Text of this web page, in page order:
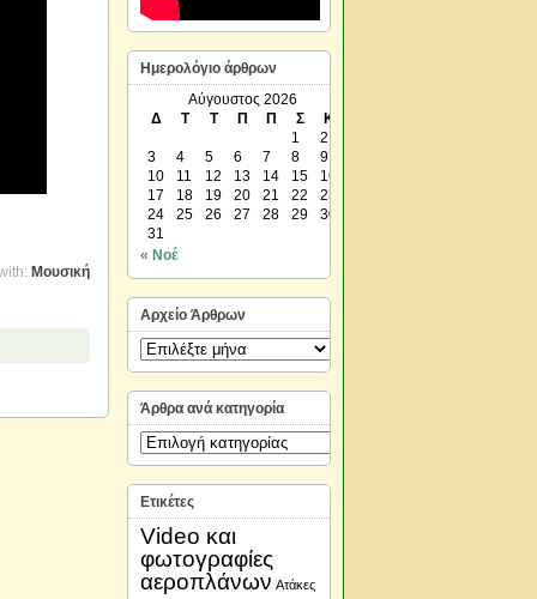
Μουσική
Ημερολόγιο άρθρων
Αύγουστος 2026
Δ
Τ Τ Π Π Σ
Κ
1
2
3
4 5 6 7 8
9
10
11 12 13 14 15
16
17
18 19 20 21 22
23
24
25 26 27 28 29
30
31
« Νοέ
Αρχείο Άρθρων
Αρχείο
Άρθρων
Άρθρα ανά κατηγορία
Άρθρα
ανά
κατηγορία
Ετικέτες
Video και
φωτογραφίες
αεροπλάνων Ατάκες